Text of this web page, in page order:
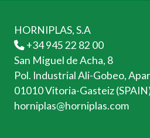
HORNIPLAS, S.A
+34 945 22 82 00
San Miguel de Acha, 8
Pol. Industrial Ali-Gobeo,
01010 Vitoria-Gasteiz
horniplas@horniplas.com